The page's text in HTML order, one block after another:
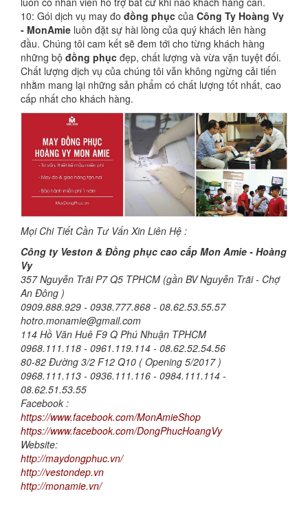
10: Gói dịch vụ may đo đồng phục của Công Ty Hoàng Vy
- MonAmie luôn đặt sự hài lòng của quý khách lên hàng
đầu. Chúng tôi cam kết sẽ đem tới cho từng khách hàng
những bộ đồng phục đẹp, chất lượng và vừa vặn tuyệt đối.
Chất lượng dịch vụ của chúng tôi vẫn không ngừng cải tiến
nhằm mang lại những sản phẩm có chất lượng tốt nhất, cao
cấp nhất cho khách hàng.
Mọi Chi Tiết Cần Tư Vấn Xin Liên Hệ :
Công ty Veston & Đồng phục cao cấp Mon Amie - Hoàng
Vy
357 Nguyễn Trãi P7 Q5 TPHCM (gần BV Nguyễn Trãi - Chợ
An Đông )
0909.888.929 - 0938.777.868 - 08.62.53.55.57
hotro.monamie@gmail.com
114 Hồ Văn Huê F9 Q Phú Nhuận TPHCM
0968.111.118 - 0961.119.114 - 08.62.52.54.56
80-82 Đường 3/2 F12 Q10 ( Opening 5/2017 )
0968.111.113 - 0936.111.116 - 0984.111.114 -
08.62.51.53.55
Facebook :
https://www.facebook.com/MonAmieShop
https://www.facebook.com/DongPhucHoangVy
Website:
http://maydongphuc.vn/
http://vestondep.vn
http://monamie.vn/